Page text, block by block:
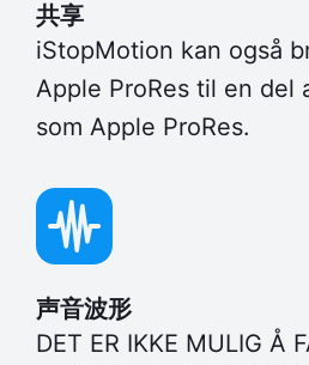
共享
iStopMotion kan også
Apple ProRes til en del
som Apple ProRes.
声音波形
DET ER IKKE MULIG Å